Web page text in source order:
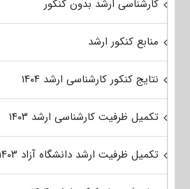
کارشناسی ارشد بدون کنکور
منابع کنکور ارشد
نتایج کنکور کارشناسی ارشد ۱۴۰۴
تکمیل ظرفیت کارشناسی ارشد ۱۴۰۳
تکمیل ظرفیت ارشد دانشگاه آزاد ۱۴۰۳